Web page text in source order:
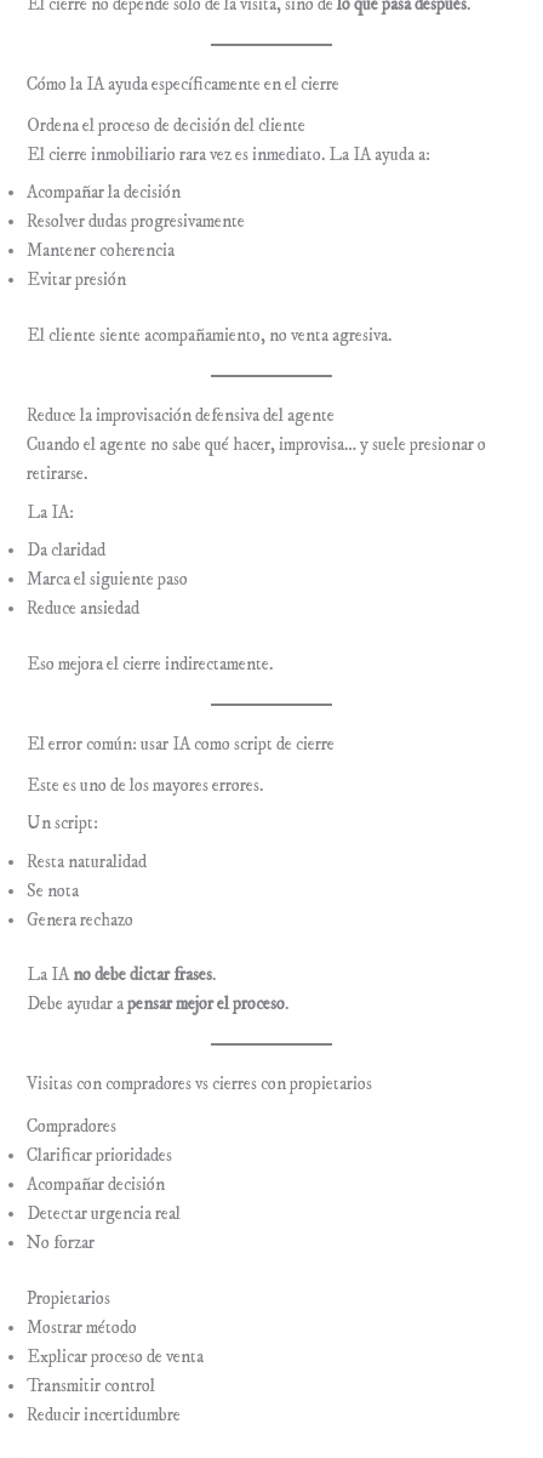
El cierre no depende solo de la visita, sino delo que pasa después.
Cómo la IA ayuda específicamente en el cierre
Ordena el proceso de decisión del cliente
El cierre inmobiliario rara vez es inmediato. La IA ayuda a:
Acompañar la decisión
Resolver dudas progresivamente
Mantener coherencia
Evitar presión
El cliente siente acompañamiento, no venta agresiva.
Reduce la improvisación defensiva del agente
Cuando el agente no sabe qué hacer, improvisa… y suele presionar o
retirarse.
La IA:
Da claridad
Marca el siguiente paso
Reduce ansiedad
Eso mejora el cierre indirectamente.
El error común: usar IA como script de cierre
Este es uno de los mayores errores.
Un script:
Resta naturalidad
Se nota
Genera rechazo
La IAno debe dictar frases.
Debe ayudar apensar mejor el proceso.
Visitas con compradores vs cierres con propietarios
Compradores
Clarificar prioridades
Acompañar decisión
Detectar urgencia real
No forzar
Propietarios
Mostrar método
Explicar proceso de venta
Transmitir control
Reducir incertidumbre